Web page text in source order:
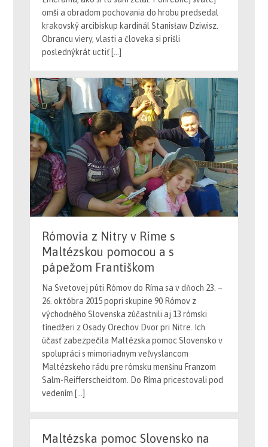
krakovský arcibiskup kardinál Stanisław Dziwisz.
Obrancu viery, vlasti a človeka si prišli
poslednýkrát uctiť […]
Rómovia z Nitry v Ríme s
Maltézskou pomocou a s
pápežom Františkom
Na Svetovej púti Rómov do Ríma sa v dňoch 23. –
26. októbra 2015 popri skupine 90 Rómov z
východného Slovenska zúčastnili aj 13 rómski
tínedžeri z Osady Orechov Dvor pri Nitre. Ich
účasť zabezpečila Maltézska pomoc Slovensko v
spolupráci s mimoriadnym veľvyslancom
Maltézskeho rádu pre rómsku menšinu Franzom
Salm-Reifferscheidtom. Do Ríma pricestovali pod
vedením […]
Maltézska pomoc Slovensko na
Veľtrhu sociálnych aktivít v Nitre